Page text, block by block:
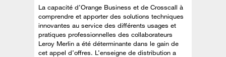
La capacité d’Orange Business et de Crosscall à
comprendre et apporter des solutions techniques
innovantes au service des différents usages et
pratiques professionnelles des collaborateurs
Leroy Merlin a été déterminante dans le gain de
cet appel d’offres. L’enseigne de distribution a